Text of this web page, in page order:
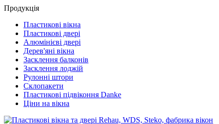
Продукція
Пластикові вікна
Пластикові двері
Алюмінієві двері
Дерев'яні вікна
Засклення балконів
Засклення лоджій
Рулонні штори
Склопакети
Пластикові підвіконня Danke
Ціни на вікна